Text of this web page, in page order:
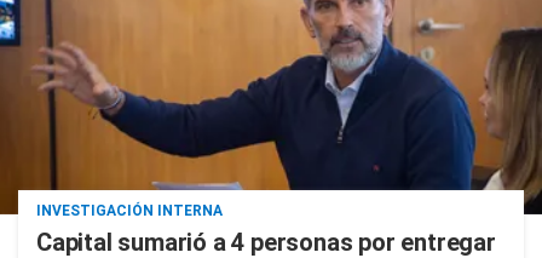
INVESTIGACIÓN INTERNA
Capital sumarió a 4 personas por entregar